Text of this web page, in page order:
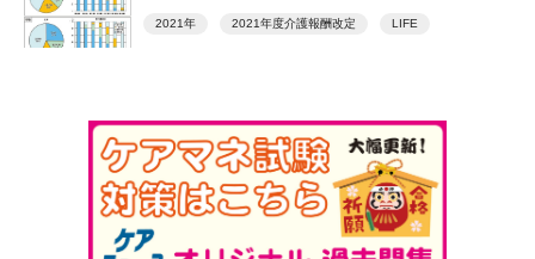
2021年 2021年度介護報酬改定 LIFE